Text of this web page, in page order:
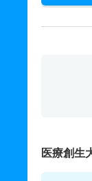
医療創生